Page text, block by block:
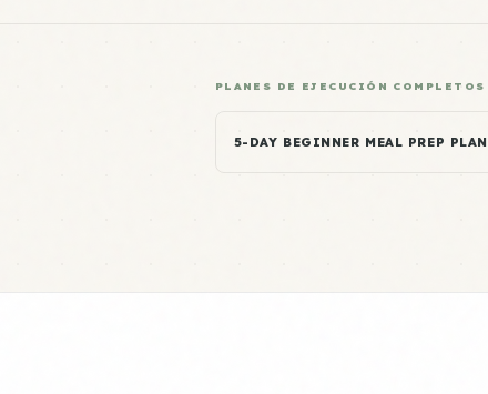
PLANES DE EJECUCIÓN COMPLETOS
5-DAY BEGINNER MEAL PREP PLAN